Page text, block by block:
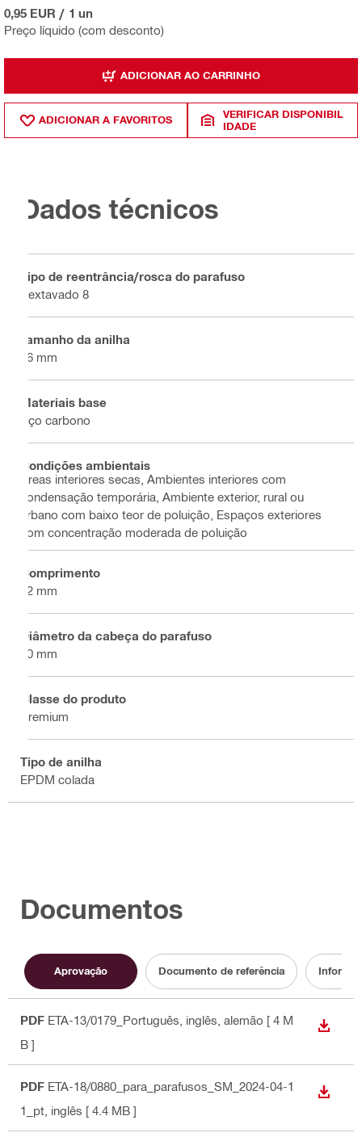
Preço líquido (com desconto)
0,95 EUR / 1 un
ADICIONAR AO CARRINHO
ADICIONAR A FAVORITOS
VERIFICAR DISPONIBIL
IDADE
Dados técnicos
Tipo de reentrância/rosca do parafuso
Sextavado 8
Tamanho da anilha
16 mm
Materiais base
Aço carbono
Condições ambientais
Áreas interiores secas, Ambientes interiores com
condensação temporária, Ambiente exterior, rural ou
urbano com baixo teor de poluição, Espaços exteriores
com concentração moderada de poluição
Comprimento
22 mm
Diâmetro da cabeça do parafuso
10 mm
Classe do produto
Premium
Tipo de anilha
EPDM colada
Documentos
Aprovação Documento de referência
PDF ETA-13/0179_Português , inglês, alemão [ 4 M
B ]
PDF ETA-18/0880_para_parafusos_SM_2024-04-1
1_pt , inglês [ 4.4 MB ]